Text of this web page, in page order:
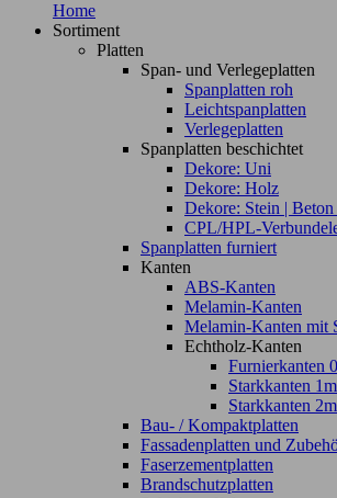
Home
Sortiment
Platten
Span- und Verlegeplatten
Spanplatten roh
Leichtspanplatten
Verlegeplatten
Spanplatten beschichtet
Dekore: Uni
Dekore: Holz
Dekore: Stein |
CPL/HPL-
Spanplatten furniert
Kanten
ABS-Kanten
Melamin-Kanten
Melamin-Kanten mit
Echtholz-Kanten
Furnierkanten
Starkkanten
Starkkanten
Bau- / Kompaktplatten
Fassadenplatten und
Faserzementplatten
Brandschutzplatten